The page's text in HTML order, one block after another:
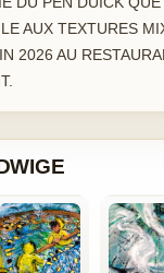
AUX TEXTURES
2026 AU